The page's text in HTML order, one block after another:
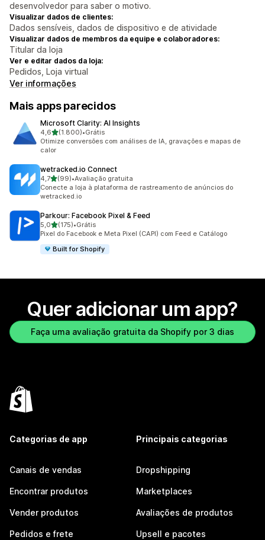
desenvolvedor para saber o motivo.
Visualizar dados de clientes:
Dados sensíveis, dados de dispositivo e de atividade
Visualizar dados de membros da equipe e colaboradores:
Titular da loja
Ver e editar dados da loja:
Pedidos, Loja virtual
Ver informações
Mais apps parecidos
Microsoft Clarity: AI Insights
4,6de 5 estrelas
(1.800)
1800 avaliações ao todo
•Grátis
Otimize conversões com análises de IA, gravações e mapas de
calor
wetracked.io Connect
4,7de 5 estrelas
(99)
99 avaliações ao todo
•Avaliação gratuita
Conecte a loja à plataforma de rastreamento de anúncios do
wetracked.io
Parkour: Facebook Pixel & Feed
5,0de 5 estrelas
(175)
175 avaliações ao todo
•Grátis
Pixel do Facebook e Meta Pixel (CAPI) com Feed e Catálogo
Built for Shopify
Quer adicionar um app?
Faça uma avaliação gratuita da Shopify por 3 dias
Categorias de app
Canais de vendas
Encontrar produtos
Vender produtos
Pedidos e frete
Principais categorias
Dropshipping
Marketplaces
Avaliações de produtos
Upsell e pacotes